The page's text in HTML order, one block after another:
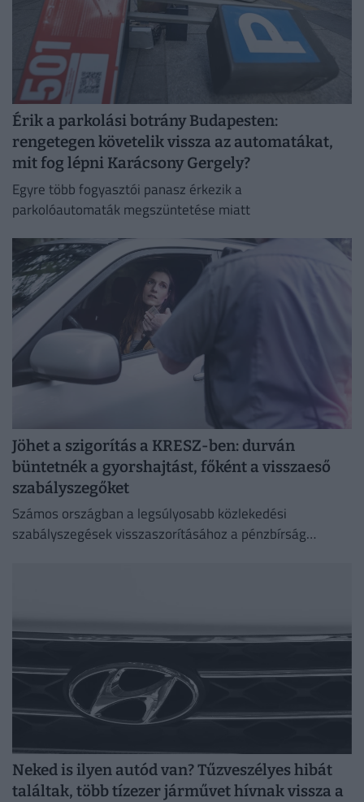
Érik a parkolási botrány Budapesten:
rengetegen követelik vissza az automatákat,
mit fog lépni Karácsony Gergely?
Egyre több fogyasztói panasz érkezik a
parkolóautomaták megszüntetése miatt
Jöhet a szigorítás a KRESZ-ben: durván
büntetnék a gyorshajtást, főként a visszaeső
szabályszegőket
Számos országban a legsúlyosabb közlekedési
szabályszegések visszaszorításához a pénzbírság
Neked is ilyen autód van? Tűzveszélyes hibát
találtak, több tízezer járművet hívnak vissza a